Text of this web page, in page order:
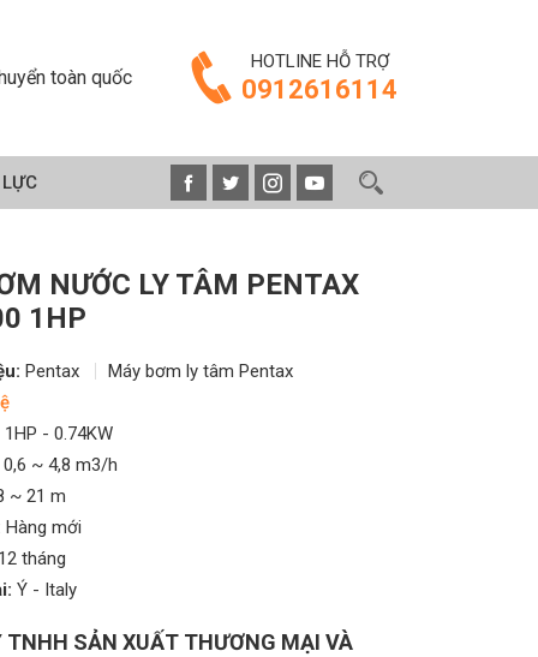
toàn quốc
HOTLINE HỖ TRỢ
0912616114
NƯỚC LY TÂM PENTAX
1HP
Pentax
Máy bơm ly tâm Pentax
1HP - 0.74KW
~ 4,8 m3/h
~ 21 m
Hàng mới
tháng
Ý - Italy
TNHH SẢN XUẤT THƯƠNG MẠI VÀ